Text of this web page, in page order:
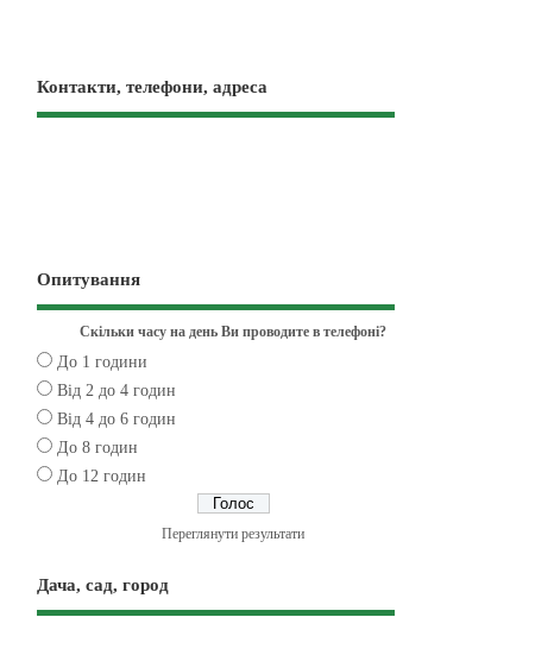
Контакти, телефони, адреса
Опитування
Скільки часу на день Ви проводите в телефоні?
До 1 години
Від 2 до 4 годин
Від 4 до 6 годин
До 8 годин
До 12 годин
Переглянути результати
Дача, сад, город